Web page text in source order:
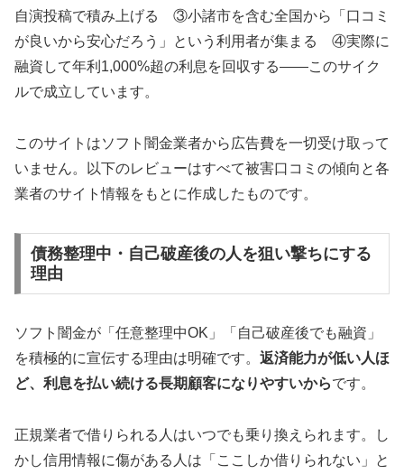
自演投稿で積み上げる ③小諸市を含む全国から「口コミ
が良いから安心だろう」という利用者が集まる ④実際に
融資して年利1,000%超の利息を回収する——このサイク
ルで成立しています。
このサイトはソフト闇金業者から広告費を一切受け取って
いません。以下のレビューはすべて被害口コミの傾向と各
業者のサイト情報をもとに作成したものです。
債務整理中・自己破産後の人を狙い撃ちにする
理由
ソフト闇金が「任意整理中OK」「自己破産後でも融資」
を積極的に宣伝する理由は明確です。 返済能力が低い人ほ
ど、利息を払い続ける長期顧客になりやすいからです。
正規業者で借りられる人はいつでも乗り換えられます。し
かし信用情報に傷がある人は「ここしか借りられない」と